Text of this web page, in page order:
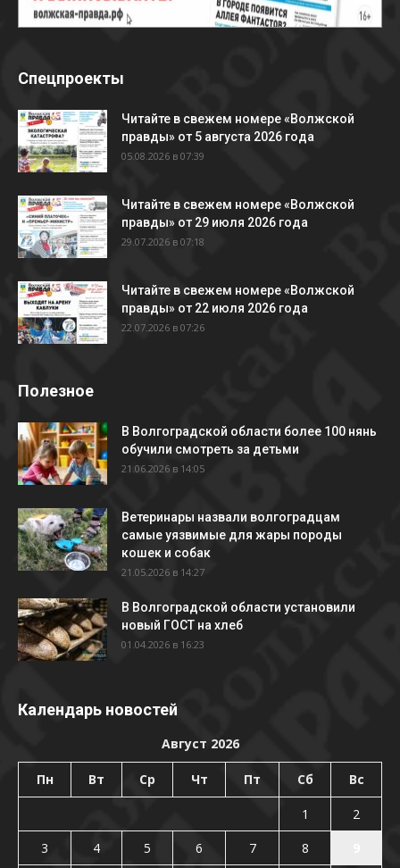
Спецпроекты
Читайте в свежем номере «Волжской
правды» от 5 августа 2026 года
05.08.2026 в 07:39
Читайте в свежем номере «Волжской
правды» от 29 июля 2026 года
29.07.2026 в 07:18
Читайте в свежем номере «Волжской
правды» от 22 июля 2026 года
22.07.2026 в 07:26
Полезное
В Волгоградской области более 100 нянь
обучили смотреть за детьми
21.06.2026 в 14:05
Ветеринары назвали волгоградцам
самые уязвимые для жары породы
кошек и собак
21.05.2026 в 14:27
В Волгоградской области установили
новый ГОСТ на хлеб
01.04.2026 в 16:23
Календарь новостей
Август 2026
Пн Вт Ср Чт Пт Сб Вс
1
2
3
4 5 6 7 8